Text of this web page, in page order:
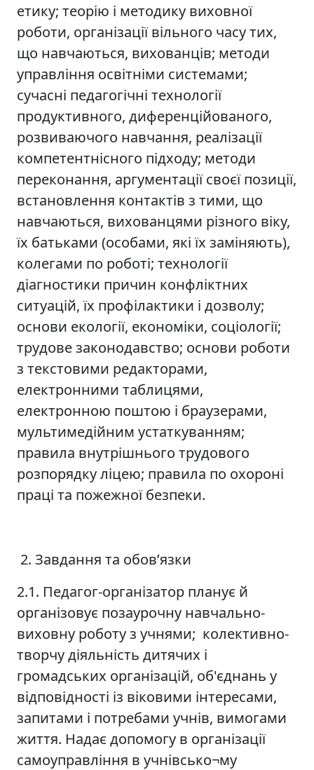
етику; теорію і методику виховної
роботи, організації вільного часу тих,
що навчаються, вихованців; методи
управління освітніми системами;
сучасні педагогічні технології
продуктивного, диференційованого,
розвиваючого навчання, реалізації
компетентнісного підходу; методи
переконання, аргументації своєї позиції,
встановлення контактів з тими, що
навчаються, вихованцями різного віку,
їх батьками (особами, які їх заміняють),
колегами по роботі; технології
діагностики причин конфліктних
ситуацій, їх профілактики і дозволу;
основи екології, економіки, соціології;
трудове законодавство; основи роботи
з текстовими редакторами,
електронними таблицями,
електронною поштою і браузерами,
мультимедійним устаткуванням;
правила внутрішнього трудового
розпорядку ліцею; правила по охороні
праці та пожежної безпеки.
2. Завдання та обов’язки
2.1. Педагог-організатор планує й
організовує позаурочну навчально-
виховну роботу з учнями; колективно-
творчу діяльність дитячих і
громадських організацій, об'єднань у
відповідності із віковими інтересами,
запитами і потребами учнів, вимогами
життя. Надає допомогу в організації
самоуправління в учнівсько¬му